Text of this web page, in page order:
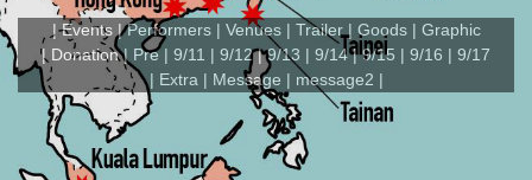
Events Performers Venues Trailer Goods
Graphic
Donation
Pre 9/11 9/12 9/13 9/14 9/15 9/16
9/17
Extra
Message message2